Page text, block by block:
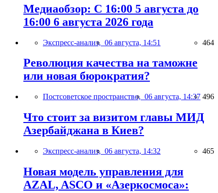
Медиаобзор: С 16:00 5 августа до
16:00 6 августа 2026 года
Экспресс-анализ, 06 августа, 14:51 464
Революция качества на таможне
или новая бюрократия?
Постсоветское пространство, 06 августа, 14:37 496
Что стоит за визитом главы МИД
Азербайджана в Киев?
Экспресс-анализ, 06 августа, 14:32 465
Новая модель управления для
AZAL, ASCO и «Азеркосмоса»: